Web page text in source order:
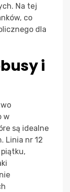
Na tej
co
dla
i
w
są idealne
Linia nr 12